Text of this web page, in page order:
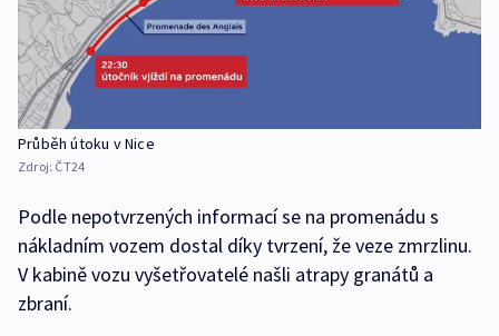
Průběh útoku v Nice
Zdroj: ČT24
Podle nepotvrzených informací se na promenádu s
nákladním vozem dostal díky tvrzení, že veze zmrzlinu.
V kabině vozu vyšetřovatelé našli atrapy granátů a
zbraní.